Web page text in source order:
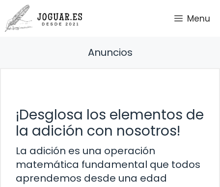
Saltar
al
contenido
Menu
Anuncios
¡Desglosa los elementos de
la adición con nosotros!
La adición es una operación
matemática fundamental que todos
aprendemos desde una edad